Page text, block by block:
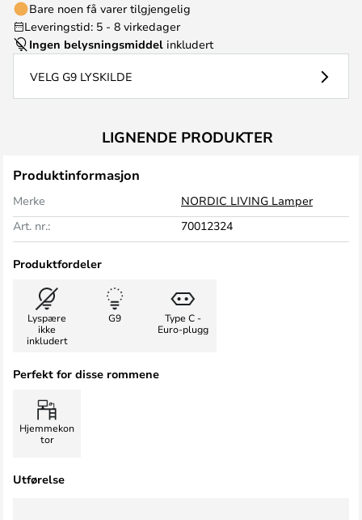
Bare noen få varer tilgjengelig
Leveringstid: 5 - 8 virkedager
Ingen belysningsmiddel inkludert
VELG G9 LYSKILDE
LIGNENDE PRODUKTER
Produktinformasjon
Merke
NORDIC LIVING Lamper
Art. nr.:
70012324
Produktfordeler
Lyspære
ikke
inkludert
G9
Type C -
Euro-plugg
Perfekt for disse rommene
Hjemmekon
tor
Utførelse